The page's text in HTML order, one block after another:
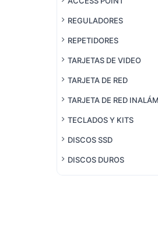
REGULADORES
REPETIDORES
TARJETAS DE VIDEO
TARJETA DE RED
TARJETA DE RED
TECLADOS Y KITS
DISCOS SSD
DISCOS DUROS